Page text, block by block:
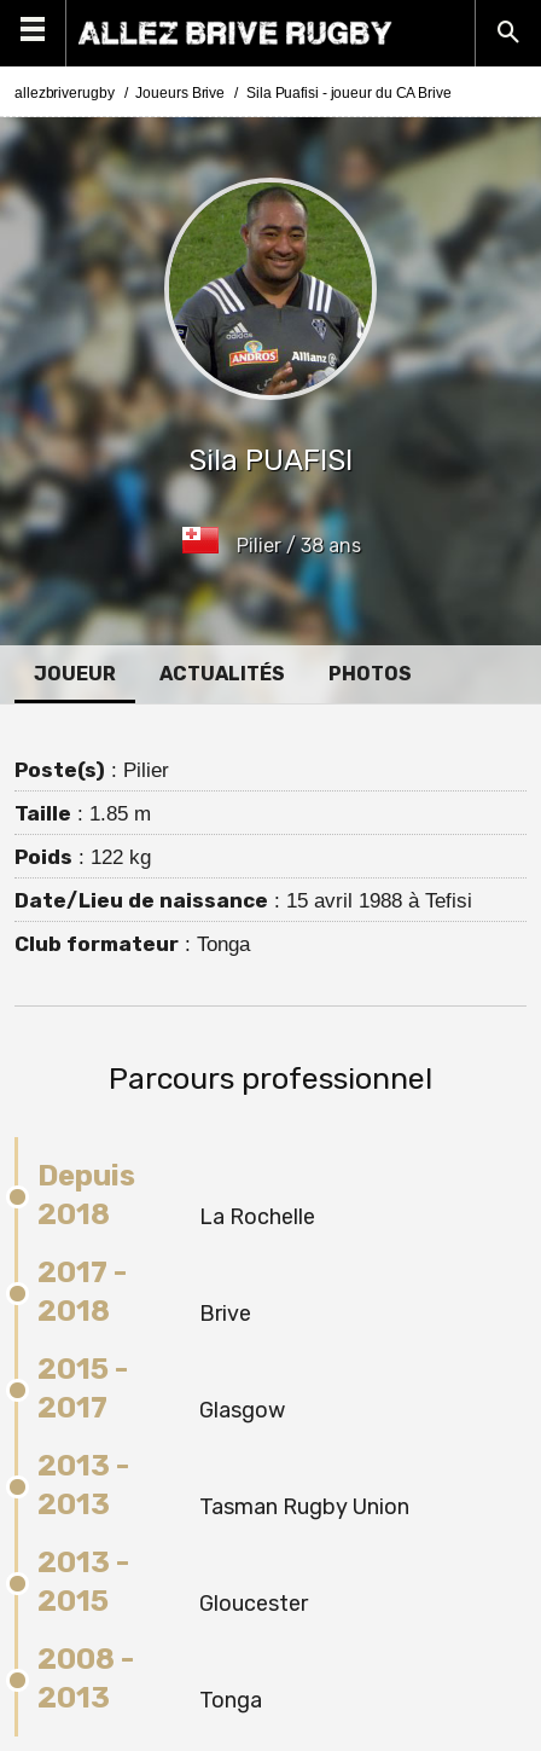
allezbriverugby Joueurs Brive Sila Puafisi - joueur du CA Brive
SilaPUAFISI
Pilier / 38 ans
JOUEUR ACTUALITÉS PHOTOS
Poste(s) : Pilier
Taille : 1.85 m
Poids : 122 kg
Date/Lieu de naissance : 15 avril 1988 à Tefisi
Club formateur : Tonga
Parcours professionnel
Depuis
2018
La Rochelle
2017 -
2018
Brive
2015 -
2017
Glasgow
2013 -
2013
Tasman Rugby Union
2013 -
2015
Gloucester
2008 -
2013
Tonga